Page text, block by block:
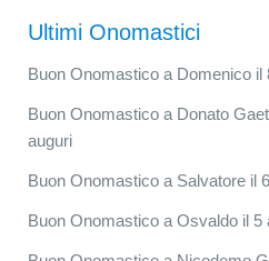
Ultimi Onomastici
Buon Onomastico a Domenico il
Buon Onomastico a Donato
auguri
Buon Onomastico a Salvatore il
Buon Onomastico a Osvaldo il 5